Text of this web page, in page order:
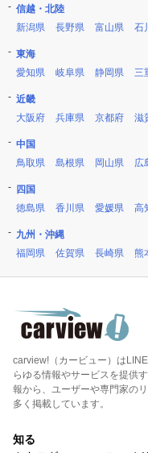
信越・北陸
新潟県
長野県 富山県 石
東海
愛知県
岐阜県 静岡県 三
近畿
大阪府
兵庫県 京都府 滋
中国
鳥取県
島根県 岡山県 広
四国
徳島県
香川県 愛媛県 高
九州・沖縄
福岡県
佐賀県 長崎県 熊
carview!（カービュー）は
らゆる情報やサービスを提供
報から、ユーザーや専門家の
多く掲載しています。
知る